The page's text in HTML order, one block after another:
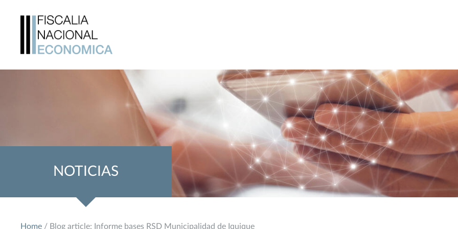
NOTICIAS
Home / Blog article: Informe bases RSD Municipalidad de Iquique